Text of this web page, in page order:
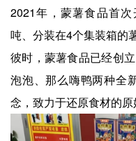
2021年，蒙薯食品首
吨、分装在4个集装箱的
彼时，蒙薯食品已经创
泡泡、那么嗨鸭两种全
念，致力于还原食材的原